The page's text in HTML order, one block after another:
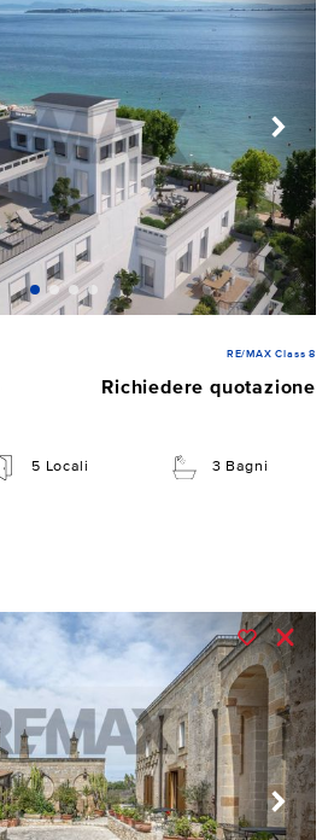
RE/MAX Class 8
Richiedere quotazione
5 Locali 3 Bagni